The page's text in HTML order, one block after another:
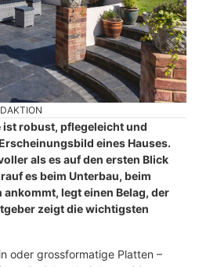
ist robust, pflegeleicht und
eines Hauses.
als es auf den ersten Blick
es beim Unterbau, beim
legt einen Belag, der
zeigt die wichtigsten
oder grossformatige Platten –